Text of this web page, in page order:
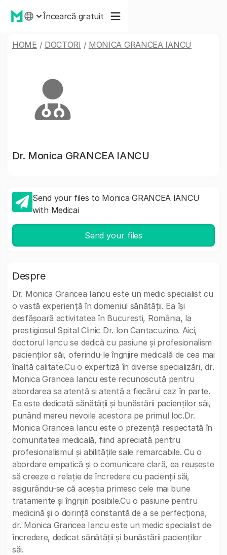
Încearcă gratuit
HOME / DOCTORI / MONICA GRANCEA IANCU
Dr. Monica GRANCEA IANCU
Send your files to Monica GRANCEA IANCU
with Medicai
Send your files
Despre
Dr. Monica Grancea Iancu este un medic specialist cu
o vastă experiență în domeniul sănătății. Ea își
desfășoară activitatea în București, România, la
prestigiosul Spital Clinic Dr. Ion Cantacuzino. Aici,
doctorul Iancu se dedică cu pasiune și profesionalism
pacienților săi, oferindu-le îngrijire medicală de cea mai
înaltă calitate.Cu o expertiză în diverse specializări, dr.
Monica Grancea Iancu este recunoscută pentru
abordarea sa atentă și atentă a fiecărui caz în parte.
Ea este dedicată sănătății și bunăstării pacienților săi,
punând mereu nevoile acestora pe primul loc.Dr.
Monica Grancea Iancu este o prezență respectată în
comunitatea medicală, fiind apreciată pentru
profesionalismul și abilitățile sale remarcabile. Cu o
abordare empatică și o comunicare clară, ea reușește
să creeze o relație de încredere cu pacienții săi,
asigurându-se că aceștia primesc cele mai bune
tratamente și îngrijiri posibile.Cu o pasiune pentru
medicină și o dorință constantă de a se perfecționa,
dr. Monica Grancea Iancu este un medic specialist de
încredere, dedicat sănătății și bunăstării pacienților
săi.